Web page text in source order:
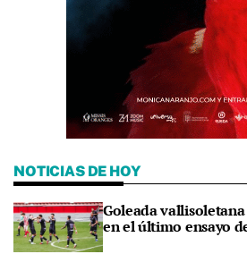
NOTICIAS DE HOY
Goleada
en el último ensayo